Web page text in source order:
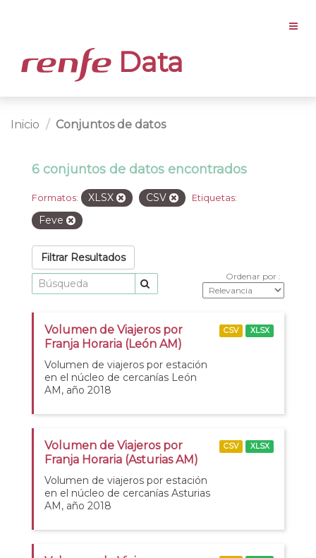
Data
Inicio Conjuntos de datos
6 conjuntos de datos encontrados
Formatos: XLSX CSV Etiquetas:
Feve
Filtrar Resultados
Ordenar por
Volumen de Viajeros por
Franja Horaria (León AM)
Volumen de viajeros por estación
en el núcleo de cercanías León
AM, año 2018
CSV XLSX
Volumen de Viajeros por
Franja Horaria (Asturias AM)
Volumen de viajeros por estación
en el núcleo de cercanías Asturias
AM, año 2018
CSV XLSX